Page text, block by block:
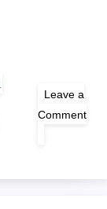
Leave a
Comment
WALL